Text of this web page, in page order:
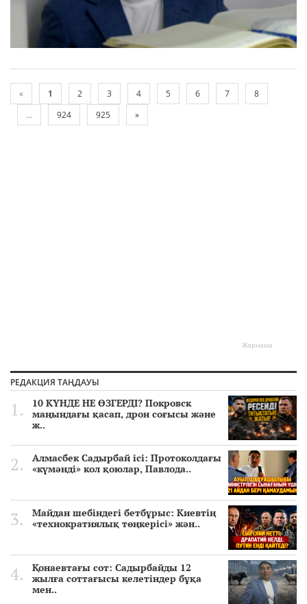
« 1 2 3 4 5 6 7
8
...
924 925 »
Жарнама
РЕДАКЦИЯ ТАҢДАУЫ
10 КҮНДЕ НЕ ӨЗГЕРДІ? Покровск
маңындағы қасап, дрон соғысы және
ж..
Алмасбек Садырбай ісі: Протоколдағы
«күмәнді» кол қоюлар, Павлода..
Майдан шебіндегі бетбұрыс: Киевтің
«технократиялық төңкерісі» жән..
Қонаевтағы сот: Садырбайды 12
жылға соттағысы келетіндер бұқа
мен..